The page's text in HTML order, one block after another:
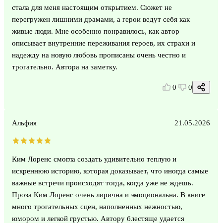
стала для меня настоящим открытием. Сюжет не
перегружен лишними драмами, а герои ведут себя как
живые люди. Мне особенно понравилось, как автор
описывает внутренние переживания героев, их страхи и
надежду на новую любовь прописаны очень честно и
трогательно. Автора на заметку.
0 0
Альфия 21.05.2026
Ким Лоренс смогла создать удивительно теплую и
искреннюю историю, которая доказывает, что иногда самые
важные встречи происходят тогда, когда уже не ждешь.
Проза Ким Лоренс очень лирична и эмоциональна. В книге
много трогательных сцен, наполненных нежностью,
юмором и легкой грустью. Автору блестяще удается